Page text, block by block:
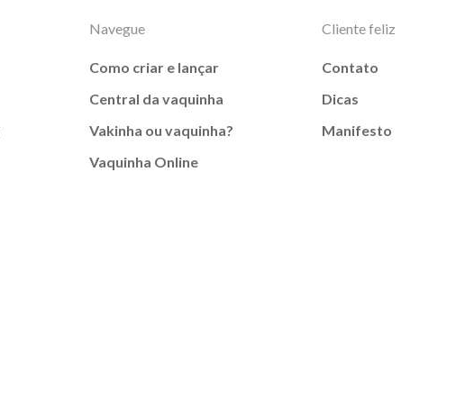
Navegue
Como criar e lançar
Central da vaquinha
Vakinha ou vaquinha?
Vaquinha Online
Cliente feliz
Contato
Dicas
Manifesto